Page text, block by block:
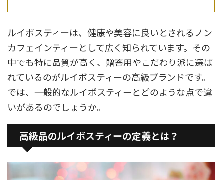
ルイボスティーは、健康や美容に良いとされるノン
カフェインティーとして広く知られています。その
中でも特に品質が高く、贈答用やこだわり派に選ば
れているのがルイボスティーの高級ブランドです。
では、一般的なルイボスティーとどのような点で違
いがあるのでしょうか。
高級品のルイボスティーの定義とは？